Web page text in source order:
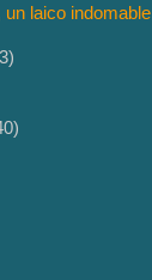
un laico indomable